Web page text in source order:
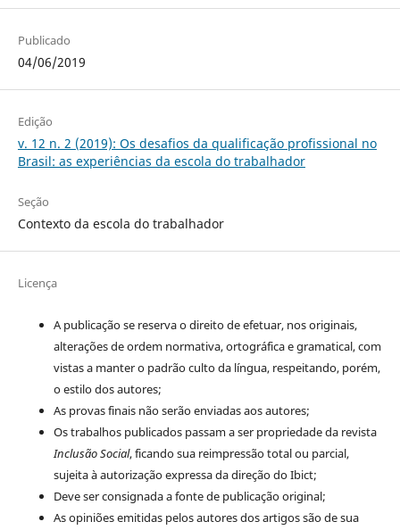
Publicado
04/06/2019
Edição
v. 12 n. 2 (2019): Os desafios da qualificação profissional no
Brasil: as experiências da escola do trabalhador
Seção
Contexto da escola do trabalhador
Licença
A publicação se reserva o direito de efetuar, nos originais,
alterações de ordem normativa, ortográfica e gramatical, com
vistas a manter o padrão culto da língua, respeitando, porém,
o estilo dos autores;
As provas finais não serão enviadas aos autores;
Os trabalhos publicados passam a ser propriedade da revista
Inclusão Social, ficando sua reimpressão total ou parcial,
sujeita à autorização expressa da direção do Ibict;
Deve ser consignada a fonte de publicação original;
As opiniões emitidas pelos autores dos artigos são de sua